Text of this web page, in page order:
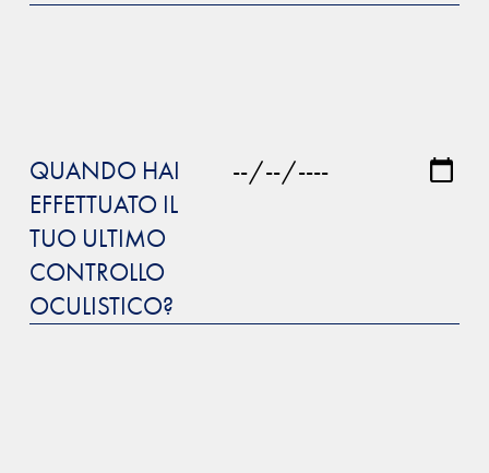
QUANDO HAI
EFFETTUATO IL
TUO ULTIMO
CONTROLLO
OCULISTICO?